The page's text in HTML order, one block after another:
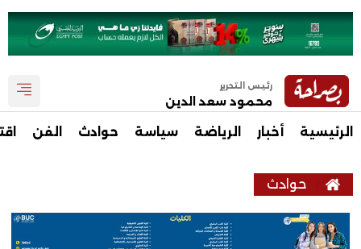
رئيس التحرير
محمود سعد الدين
الرئيسية أخبار الرياضة سياسة حوادث الفن
حوادث